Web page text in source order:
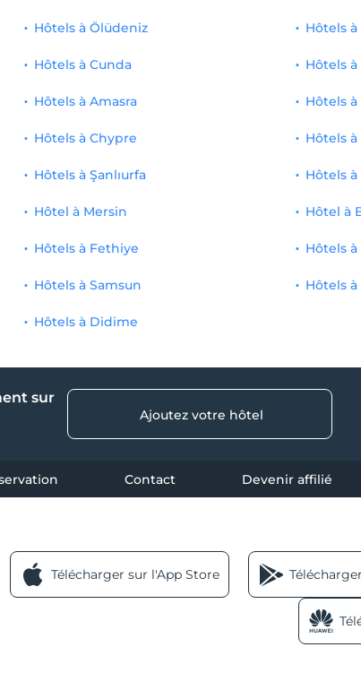
Hôtels à Ölüdeniz
Hôtels à Cunda
Hôtels à Amasra
Hôtels à Chypre
Hôtels à
Hôtels à
Hôtels
Hôtels
Hôtels à Şanlıurfa
Hôtel à Mersin
Hôtels à Fethiye
Hôtels à Samsun
Hôtels à Didime
Hôtels
Hôtel à
Hôtels à
Hôtels à
sur
Ajoutez votre hôtel
Contact Devenir affilié
Télécharger sur l'App Store